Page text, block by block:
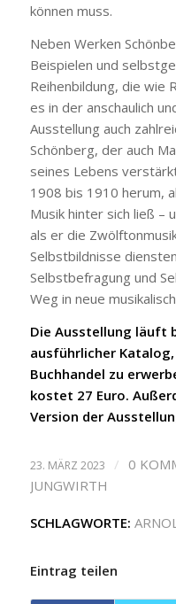
können muss.
Neben Werken
Beispielen und
Reihenbildung, die wie
es in der anschaulich
Ausstellung auch
Schönberg, der auch
seines Lebens
1908 bis 1910 herum,
Musik hinter sich ließ –
als er die
Selbstbildnisse
Selbstbefragung und
Weg in neue
Die Ausstellung läuft
ausführlicher
Buchhandel zu
kostet 27 Euro.
Version der
23. MÄRZ 2023 / 0
JUNGWIRTH
SCHLAGWORTE:
Eintrag teilen